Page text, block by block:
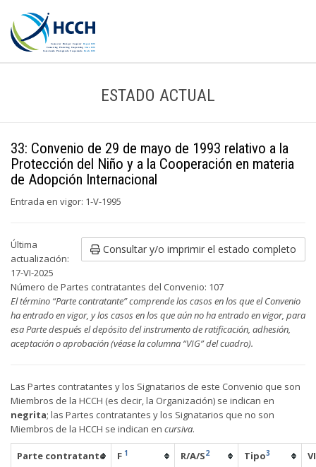
ESTADO ACTUAL
33: Convenio de 29 de mayo de 1993 relativo a la
Protección del Niño y a la Cooperación en materia
de Adopción Internacional
Entrada en vigor: 1-V-1995
Consultar y/o imprimir el estado completo
Última
actualización:
17-VI-2025
Número de Partes contratantes del Convenio: 107
El término “Parte contratante” comprende los casos en los que el Convenio
ha entrado en vigor, y los casos en los que aún no ha entrado en vigor, para
esa Parte después el depósito del instrumento de ratificación, adhesión,
aceptación o aprobación (véase la columna “VIG” del cuadro).
Las Partes contratantes y los Signatarios de este Convenio que son
Miembros de la HCCH (es decir, la Organización) se indican en
negrita; las Partes contratantes y los Signatarios que no son
Miembros de la HCCH se indican en cursiva.
Parte contratante F 1 R/A/S2 Tipo3